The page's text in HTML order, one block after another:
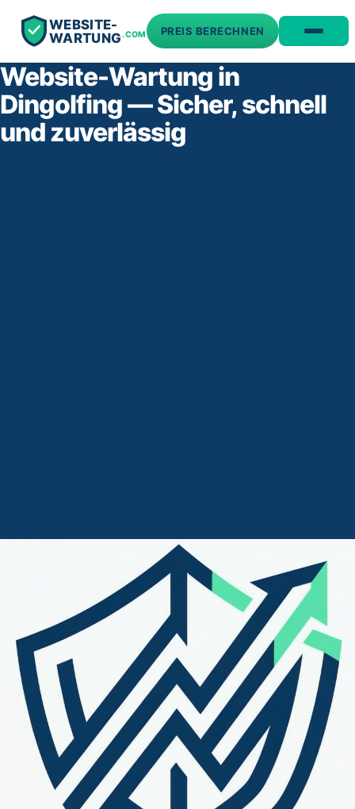
WEBSITE-
WARTUNG.COM PREIS BERECHNEN
Website-Wartung in
Dingolfing — Sicher, schnell
und zuverlässig